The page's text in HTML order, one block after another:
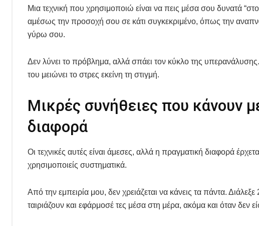
Μια τεχνική που χρησιμοποιώ είναι να πεις μέσα σου δυνατά
αμέσως την προσοχή σου σε κάτι συγκεκριμένο, όπως την
γύρω σου.
Δεν λύνει το πρόβλημα, αλλά σπάει τον κύκλο της
του μειώνει το στρες εκείνη τη στιγμή.
Μικρές συνήθειες που κάνουν
διαφορά
Οι τεχνικές αυτές είναι άμεσες, αλλά η πραγματική διαφορά
χρησιμοποιείς συστηματικά.
Από την εμπειρία μου, δεν χρειάζεται να κάνεις τα πάντα.
ταιριάζουν και εφάρμοσέ τες μέσα στη μέρα, ακόμα και όταν δεν